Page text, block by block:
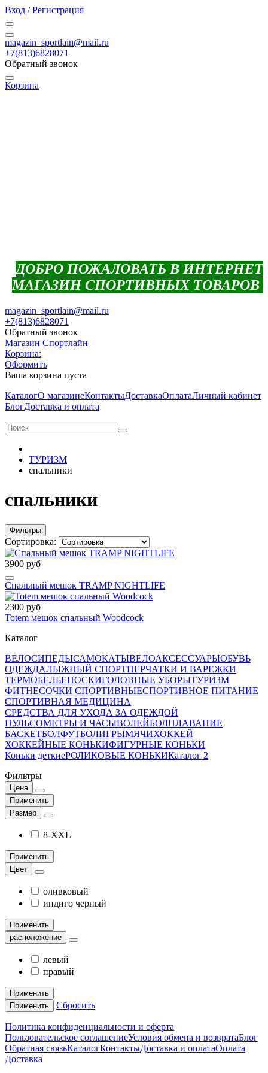
Вход / Регистрация
magazin_sportlain@mail.ru
+7(813)6828071
Обратный звонок
Корзина
ДОБРО ПОЖАЛОВАТЬ В ИНТЕРНЕТ
МАГАЗИН СПОРТИВНЫХ ТОВАРОВ
magazin_sportlain@mail.ru
+7(813)6828071
Обратный звонок
Магазин Спортлайн
Корзина:
Оформить
Ваша корзина пуста
КаталогО магазинеКонтактыДоставкаОплатаЛичный кабинет
БлогДоставка и оплата
ТУРИЗМ
спальники
спальники
Фильтры
Сортировка:
3900 руб
Спальный мешок TRAMP NIGHTLIFE
2300 руб
Totem мешок спальный Woodcock
Каталог
ВЕЛОСИПЕДЫСАМОКАТЫВЕЛОАКСЕССУАРЫОБУВЬ
ОДЕЖДАЛЫЖНЫЙ СПОРТПЕРЧАТКИ И ВАРЕЖКИ
ТЕРМОБЕЛЬЕНОСКИГОЛОВНЫЕ УБОРЫТУРИЗМ
ФИТНЕСОЧКИ СПОРТИВНЫЕСПОРТИВНОЕ ПИТАНИЕ
СПОРТИВНАЯ МЕДИЦИНА
СРЕДСТВА ДЛЯ УХОДА ЗА ОДЕЖДОЙ
ПУЛЬСОМЕТРЫ И ЧАСЫВОЛЕЙБОЛПЛАВАНИЕ
БАСКЕТБОЛФУТБОЛИГРЫМЯЧИХОККЕЙ
ХОККЕЙНЫЕ КОНЬКИФИГУРНЫЕ КОНЬКИ
Коньки деткиеРОЛИКОВЫЕ КОНЬКИКаталог 2
Фильтры
Цена
Применить
Размер
8-XXL
Применить
Цвет
оливковый
индиго черный
Применить
расположение
левый
правый
Применить
Применить
Сбросить
Политика конфиденциальности и оферта
Пользовательское соглашениеУсловия обмена и возвратаБлог
Обратная связьКаталогКонтактыДоставка и оплатаОплата
Доставка